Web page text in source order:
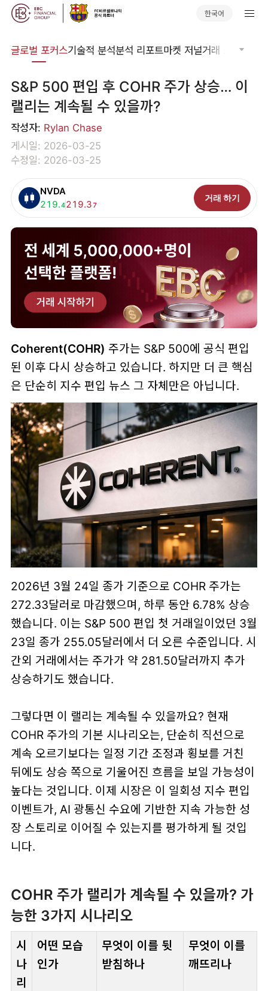
한국어
글로벌 포커스기술적 분석분석 리포트마켓 저널거래 소프트웨어
S&P 500 편입 후 COHR 주가 상승… 이
랠리는 계속될 수 있을까?
작성자: Rylan Chase
게시일: 2026-03-25
수정일: 2026-03-25
NVDA
매수:
219.4매도:
219.3 7
거래 하기
Coherent(COHR) 주가는 S&P 500에 공식 편입
된 이후 다시 상승하고 있습니다. 하지만 더 큰 핵심
은 단순히 지수 편입 뉴스 그 자체만은 아닙니다.
2026년 3월 24일 종가 기준으로 COHR 주가는
272.33달러로 마감했으며, 하루 동안 6.78% 상승
했습니다. 이는 S&P 500 편입 첫 거래일이었던 3월
23일 종가 255.05달러에서 더 오른 수준입니다. 시
간외 거래에서는 주가가 약 281.50달러까지 추가
상승하기도 했습니다.
그렇다면 이 랠리는 계속될 수 있을까요? 현재
COHR 주가의 기본 시나리오는, 단순히 직선으로
계속 오르기보다는 일정 기간 조정과 횡보를 거친
뒤에도 상승 쪽으로 기울어진 흐름을 보일 가능성이
높다는 것입니다. 이제 시장은 이 일회성 지수 편입
이벤트가, AI 광통신 수요에 기반한 지속 가능한 성
장 스토리 로 이어질 수 있는지를 평가하게 될 것입
니다.
COHR 주가 랠리가 계속될 수 있을까? 가
능한 3가지 시나리오
시
나
리
어떤 모습
인가
무엇이 이를 뒷
받침하나
무엇이 이를
깨뜨리나